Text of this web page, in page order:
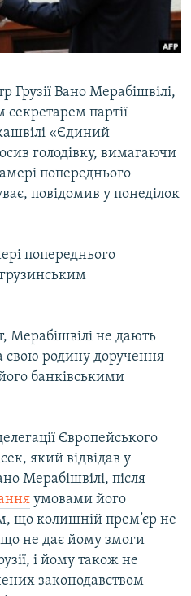
Грузії Вано Мерабішвілі,
партії
«Єдиний
голодівку, вимагаючи
попереднього
повідомив у понеділок
попереднього
Мерабішвілі не дають
свою родину доручення
банківськими
Європейського
який відвідав у
Мерабішвілі, після
умовами його
що колишній прем’єр не
що не дає йому змоги
і йому також не
законодавством